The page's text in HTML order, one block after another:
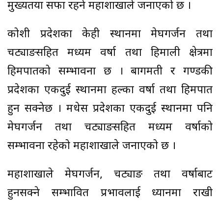
मुख्यतया सफा रहने महाशाखाले जनाएको छ ।
कोशी प्रदेशका केही स्थानमा मेघगर्जन तथा
चट्याङसहित मध्यम वर्षा तथा हिमाली क्षेत्रमा
हिमपातको सम्भावना छ । बागमती र गण्डकी
प्रदेशका एकदुई स्थानमा हल्का वर्षा तथा हिमपात
हुन सक्नेछ । मधेस प्रदेशका एकदुई स्थानमा पनि
मेघगर्जन तथा चट्याङसहित मध्यम वर्षाको
सम्भावना रहेको महाशाखाले जनाएको छ ।
महाशाखाले मेघगर्जन, चट्याङ तथा वर्षाबाट
हुनसक्ने सम्भावित प्रभावलाई ध्यानमा राखी